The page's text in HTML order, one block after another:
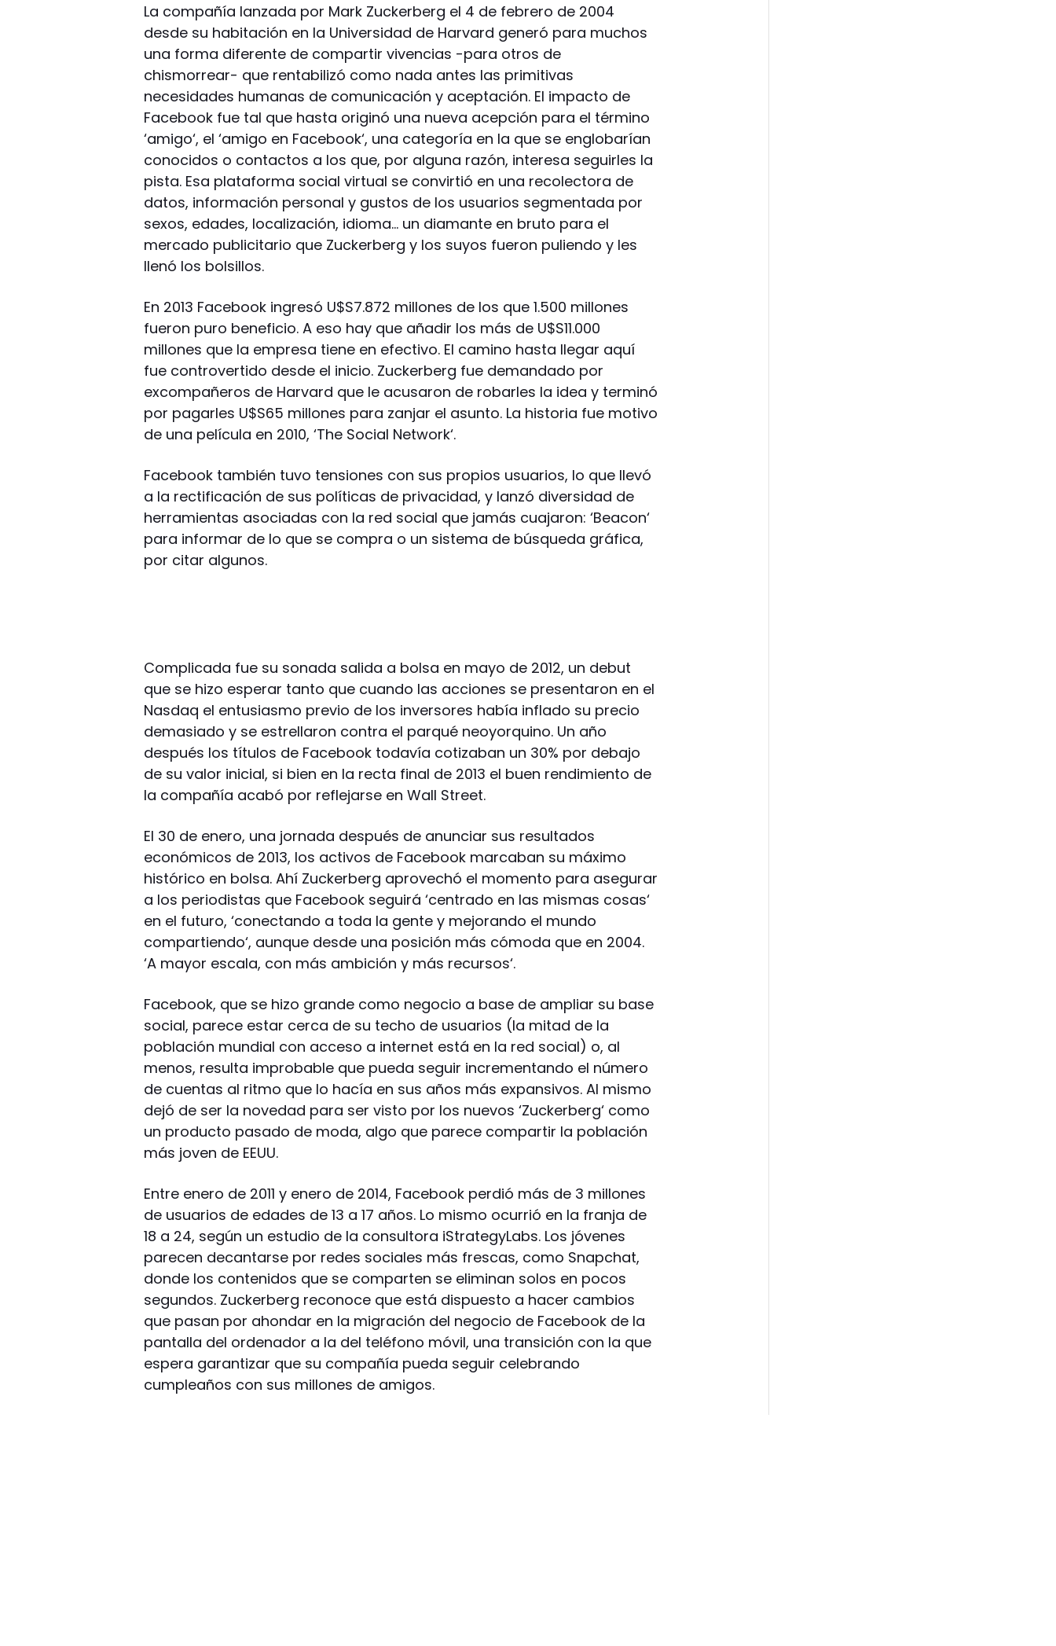
La compañía lanzada por Mark Zuckerberg el 4 de febrero de 2004
desde su habitación en la Universidad de Harvard generó para muchos
una forma diferente de compartir vivencias -para otros de
chismorrear- que rentabilizó como nada antes las primitivas
necesidades humanas de comunicación y aceptación. El impacto de
Facebook fue tal que hasta originó una nueva acepción para el término
‘amigo‘, el ‘amigo en Facebook‘, una categoría en la que se englobarían
conocidos o contactos a los que, por alguna razón, interesa seguirles la
pista. Esa plataforma social virtual se convirtió en una recolectora de
datos, información personal y gustos de los usuarios segmentada por
sexos, edades, localización, idioma… un diamante en bruto para el
mercado publicitario que Zuckerberg y los suyos fueron puliendo y les
llenó los bolsillos.
En 2013 Facebook ingresó U$S7.872 millones de los que 1.500 millones
fueron puro beneficio. A eso hay que añadir los más de U$S11.000
millones que la empresa tiene en efectivo. El camino hasta llegar aquí
fue controvertido desde el inicio. Zuckerberg fue demandado por
excompañeros de Harvard que le acusaron de robarles la idea y terminó
por pagarles U$S65 millones para zanjar el asunto. La historia fue motivo
de una película en 2010, ‘The Social Network‘.
Facebook también tuvo tensiones con sus propios usuarios, lo que llevó
a la rectificación de sus políticas de privacidad, y lanzó diversidad de
herramientas asociadas con la red social que jamás cuajaron: ‘Beacon‘
para informar de lo que se compra o un sistema de búsqueda gráfica,
por citar algunos.
Complicada fue su sonada salida a bolsa en mayo de 2012, un debut
que se hizo esperar tanto que cuando las acciones se presentaron en el
Nasdaq el entusiasmo previo de los inversores había inflado su precio
demasiado y se estrellaron contra el parqué neoyorquino. Un año
después los títulos de Facebook todavía cotizaban un 30% por debajo
de su valor inicial, si bien en la recta final de 2013 el buen rendimiento de
la compañía acabó por reflejarse en Wall Street.
El 30 de enero, una jornada después de anunciar sus resultados
económicos de 2013, los activos de Facebook marcaban su máximo
histórico en bolsa. Ahí Zuckerberg aprovechó el momento para asegurar
a los periodistas que Facebook seguirá ‘centrado en las mismas cosas‘
en el futuro, ‘conectando a toda la gente y mejorando el mundo
compartiendo‘, aunque desde una posición más cómoda que en 2004.
‘A mayor escala, con más ambición y más recursos‘.
Facebook, que se hizo grande como negocio a base de ampliar su base
social, parece estar cerca de su techo de usuarios (la mitad de la
población mundial con acceso a internet está en la red social) o, al
menos, resulta improbable que pueda seguir incrementando el número
de cuentas al ritmo que lo hacía en sus años más expansivos. Al mismo
dejó de ser la novedad para ser visto por los nuevos ‘Zuckerberg‘ como
un producto pasado de moda, algo que parece compartir la población
más joven de EEUU.
Entre enero de 2011 y enero de 2014, Facebook perdió más de 3 millones
de usuarios de edades de 13 a 17 años. Lo mismo ocurrió en la franja de
18 a 24, según un estudio de la consultora iStrategyLabs. Los jóvenes
parecen decantarse por redes sociales más frescas, como Snapchat,
donde los contenidos que se comparten se eliminan solos en pocos
segundos. Zuckerberg reconoce que está dispuesto a hacer cambios
que pasan por ahondar en la migración del negocio de Facebook de la
pantalla del ordenador a la del teléfono móvil, una transición con la que
espera garantizar que su compañía pueda seguir celebrando
cumpleaños con sus millones de amigos.